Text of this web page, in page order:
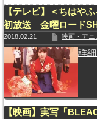
【テレビ】＜ちはや
初放送 金曜ロード
2018.02.21 映画・アニ
詳
【映画】実写「